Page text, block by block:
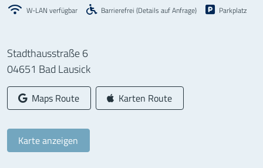
W-LAN verfügbar Barrierefrei (Details auf Anfrage) Parkplatz
Stadthausstraße 6
04651 Bad Lausick
Google-
Maps Route Apple-
Karten Route
Karte anzeigen